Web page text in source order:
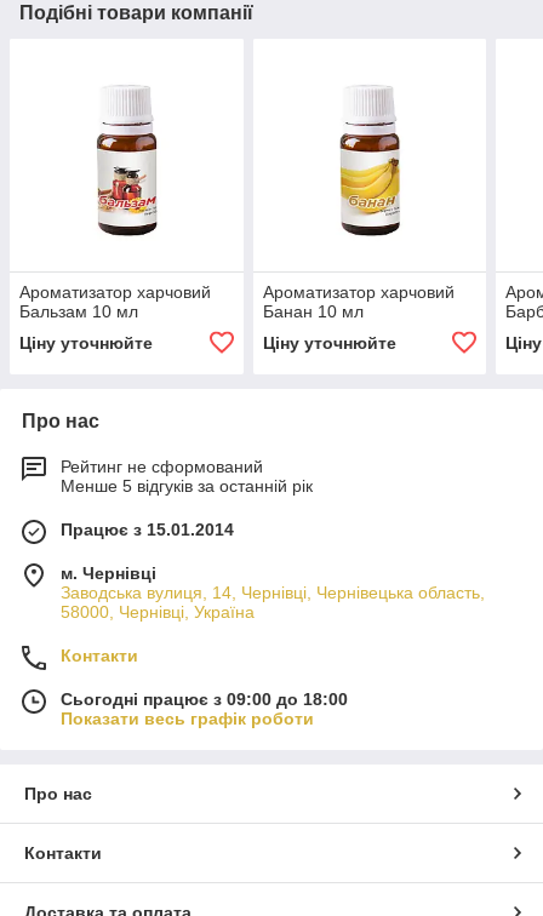
Подібні товари компанії
Ароматизатор харчовий
Бальзам 10 мл
Ціну уточнюйте
Ароматизатор харчовий
Банан 10 мл
Ціну уточнюйте
Про нас
Рейтинг не сформований
Менше 5 відгуків за останній рік
Працює з 15.01.2014
м. Чернівці
Заводська вулиця, 14, Чернівці, Чернівецька область,
58000, Чернівці, Україна
Контакти
Сьогодні працює з 09:00 до 18:00
Показати весь графік роботи
Про нас
Контакти